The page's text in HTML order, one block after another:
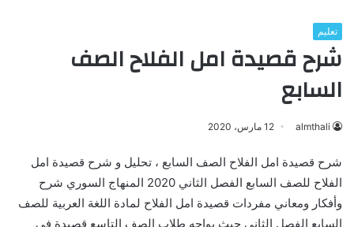
تعليم
شرح قصيدة امل الفلاح الصف
السابع
almthali 12 مارس، 2020
شرح قصيدة امل الفلاح الصف السابع ، تحليل و شرح قصيدة امل
الفلاح للصف السابع الفصل الثاني 2020 المنهاج السوري شرح
وأفكار ومعاني مفردات قصيدة امل الفلاح لمادة اللغة العربية للصف
السابع الفصل الثاني حيث يواجه طلاب الصف التاسع قصيدة في